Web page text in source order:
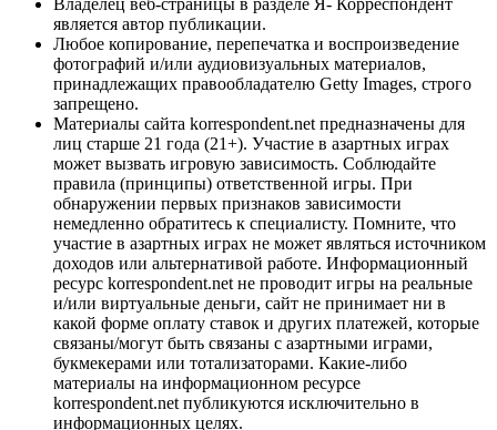
является автор публикации.
Любое копирование, перепечатка и воспроизведение
фотографий и/или аудиовизуальных материалов,
принадлежащих правообладателю Getty Images, строго
запрещено.
Материалы сайта korrespondent.net предназначены для
лиц старше 21 года (21+). Участие в азартных играх
может вызвать игровую зависимость. Соблюдайте
правила (принципы) ответственной игры. При
обнаружении первых признаков зависимости
немедленно обратитесь к специалисту. Помните, что
участие в азартных играх не может являться источником
доходов или альтернативой работе. Информационный
ресурс korrespondent.net не проводит игры на реальные
и/или виртуальные деньги, сайт не принимает ни в
какой форме оплату ставок и других платежей, которые
связаны/могут быть связаны с азартными играми,
букмекерами или тотализаторами. Какие-либо
материалы на информационном ресурсе
korrespondent.net публикуются исключительно в
информационных целях.